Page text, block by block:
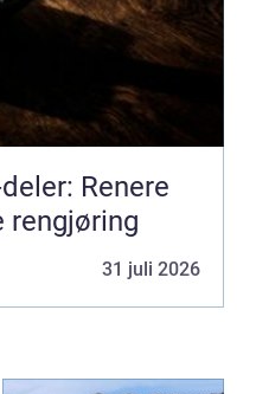
Renere
rengjøring
31 juli 2026